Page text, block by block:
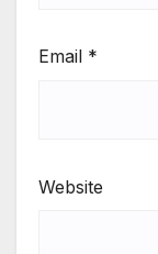
Email *
Website